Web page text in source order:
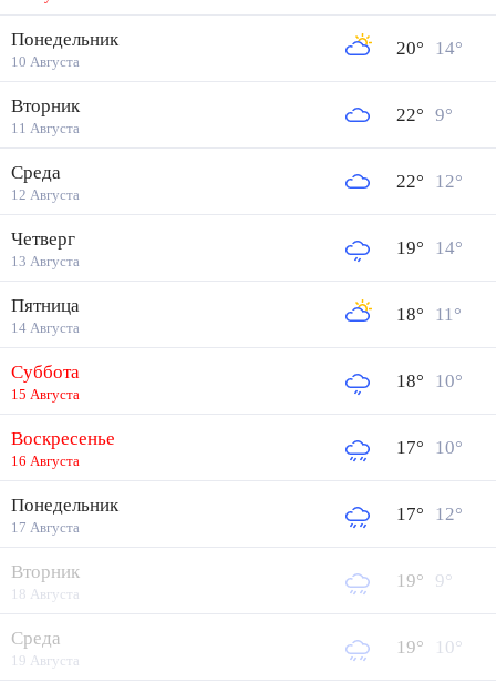
Понедельник
10 Августа
20° 14°
Вторник
11 Августа
22° 9°
Среда
12 Августа
22° 12°
Четверг
13 Августа
19° 14°
Пятница
14 Августа
18° 11°
Суббота
15 Августа
18° 10°
Воскресенье
16 Августа
17° 10°
Понедельник
17 Августа
17° 12°
Вторник
18 Августа
19° 9°
Среда
19 Августа
19° 10°